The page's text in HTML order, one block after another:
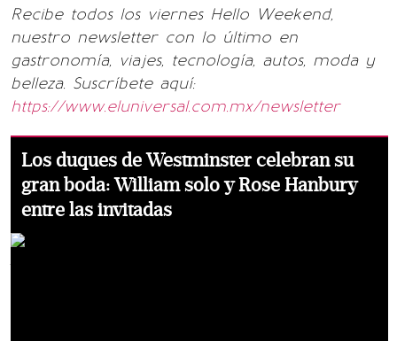
Recibe todos los viernes Hello Weekend,
nuestro newsletter con lo último en
gastronomía, viajes, tecnología, autos, moda y
belleza. Suscríbete aquí:
https://www.eluniversal.com.mx/newsletter
Los duques de Westminster celebran su
gran boda: William solo y Rose Hanbury
entre las invitadas